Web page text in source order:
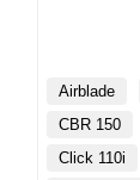
Airblade
CBR 150
Click 110i